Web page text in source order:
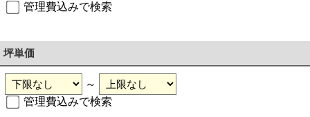
管理費込みで検索
坪単価
～
管理費込みで検索